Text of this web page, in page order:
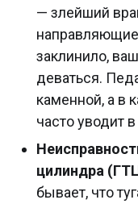
— злейший
направляющие
заклинило,
деваться.
каменной, а в
часто уводит
цилиндра
бывает, что